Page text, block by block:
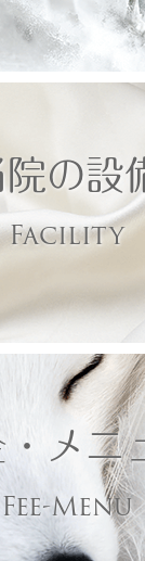
院の設
Facility
メニ
Fee-Menu